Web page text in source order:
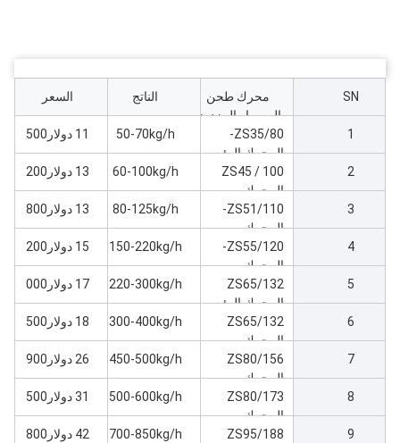
SN
محرك طحن
المسمار المزدوج
من PVC
الناتج السعر
ZS35/80-
المحرك الرئيسي
7kw آلة طحن
50-70kg/h 11 دولار500
2
ZS45 / 100
المحرك
طحن
60-100kg/h 13 دولار200
3
ZS51/110-
المحرك
طحن
80-125kg/h 13 دولار800
4
ZS55/120-
المحرك
طحن
150-220kg/h 15 دولار200
5
ZS65/132
المحرك الرئيسي
37kw آلة الطحن
220-300kg/h 17 دولار000
6
ZS65/132
المحرك
التطويق
300-400kg/h 18 دولار500
7
ZS80/156
المحرك
التطويق
450-500kg/h 26 دولار900
8
ZS80/173
المحرك
500-600kg/h 31 دولار500
9
ZS95/188
700-850kg/h 42 دولار800